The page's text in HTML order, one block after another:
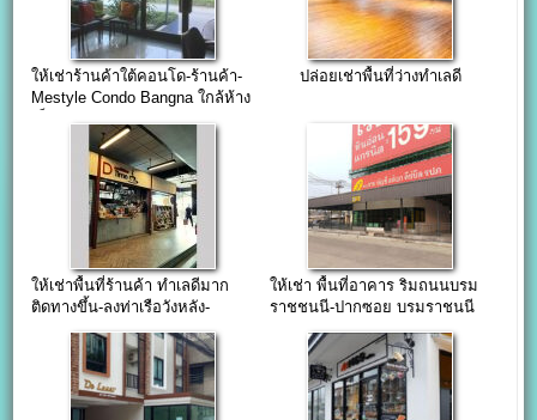
ให้เช่าร้านค้าใต้คอนโด-ร้านค้า-
Mestyle Condo Bangna ใกล้ห้าง
ปล่อยเช่าพื้นที่ว่างทำเลดี
ให้เช่าพื้นที่ร้านค้า ทำเลดีมาก
ติดทางขึ้น-ลงท่าเรือวังหลัง-
ท่าช้าง-ท่าพระจันทร์-มหาราช
ให้เช่า พื้นที่อาคาร ริมถนนบรม
ราชชนนี-ปากซอย บรมราชนนี